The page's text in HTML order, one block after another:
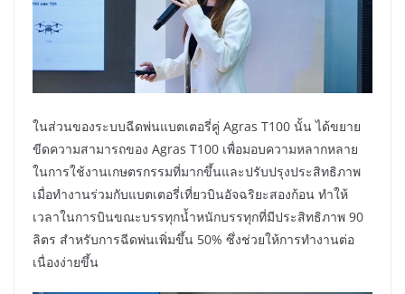
ในส่วนของระบบฉีดพ่นแบตเตอรี่คู่ Agras T100 นั้น ได้ขยาย
ขีดความสามารถของ Agras T100 เพื่อมอบความหลากหลาย
ในการใช้งานเกษตรกรรมที่มากขึ้นและปรับปรุงประสิทธิภาพ
เมื่อทำงานร่วมกับแบตเตอรี่เที่ยวบินอัจฉริยะสองก้อน ทำให้
เวลาในการบินขณะบรรทุกน้ำหนักบรรทุกที่มีประสิทธิภาพ 90
ลิตร สำหรับการฉีดพ่นเพิ่มขึ้น 50% ซึ่งช่วยให้การทำงานต่อ
เนื่องง่ายขึ้น